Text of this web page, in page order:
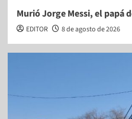
Murió Jorge Messi, el papá
EDITOR 8 de agosto de 2026